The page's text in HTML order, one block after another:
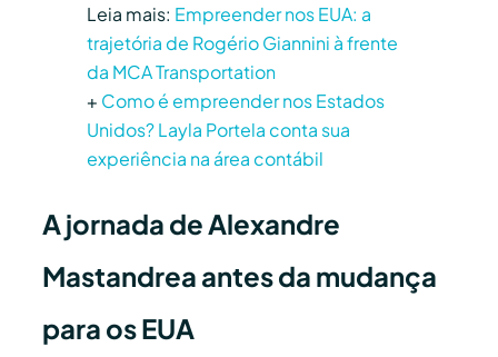
Leia mais: Empreender nos EUA: a
trajetória de Rogério Giannini à frente
da MCA Transportation
+ Como é empreender nos Estados
Unidos? Layla Portela conta sua
experiência na área contábil
A jornada de Alexandre
Mastandrea antes da mudança
para os EUA